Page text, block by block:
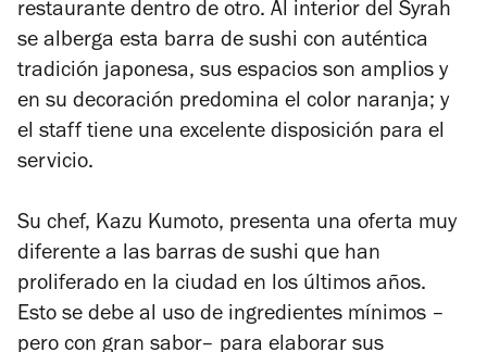
restaurante dentro de otro. Al interior del Syrah
se alberga esta barra de sushi con auténtica
tradición japonesa, sus espacios son amplios y
en su decoración predomina el color naranja; y
el staff tiene una excelente disposición para el
servicio.
Su chef, Kazu Kumoto, presenta una oferta muy
diferente a las barras de sushi que han
proliferado en la ciudad en los últimos años.
Esto se debe al uso de ingredientes mínimos –
pero con gran sabor– para elaborar sus